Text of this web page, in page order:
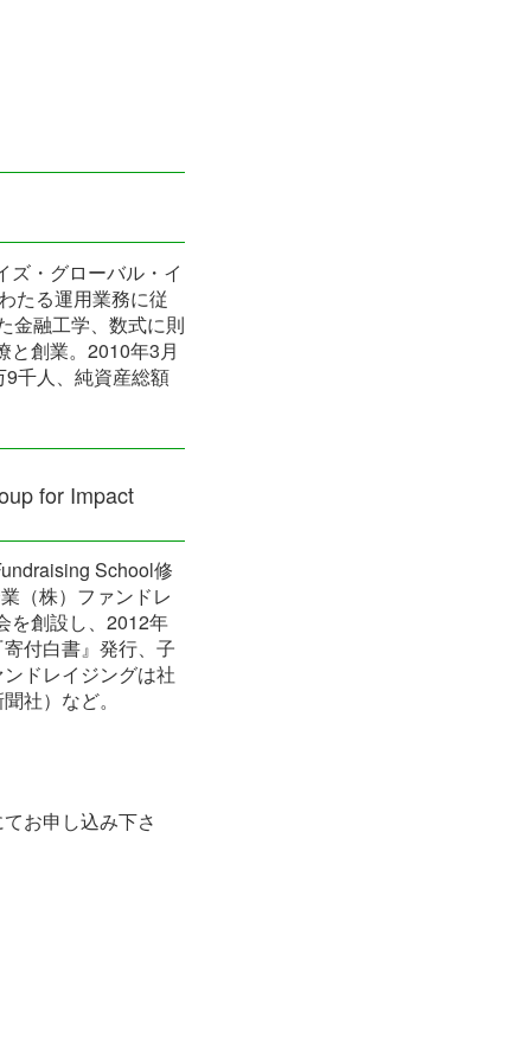
ズ・グローバル・イ
たる運用業務に従
金融工学、数式に則
と創業。2010年3月
千人、純資産総額
for Impact
School修
（株）ファンドレ
を創設し、2012年
付白書』発行、子
ドレイジングは社
社）など。
お申し込み下さ